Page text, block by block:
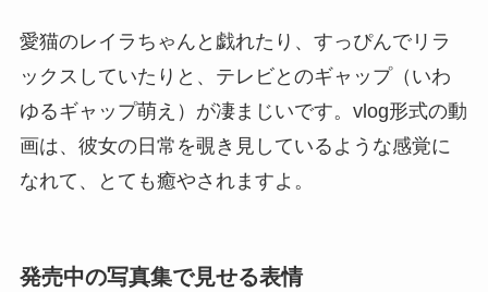
愛猫のレイラちゃんと戯れたり、すっぴんでリラ
ックスしていたりと、テレビとのギャップ（いわ
ゆるギャップ萌え）が凄まじいです。vlog形式の動
画は、彼女の日常を覗き見しているような感覚に
なれて、とても癒やされますよ。
発売中の写真集で見せる表情